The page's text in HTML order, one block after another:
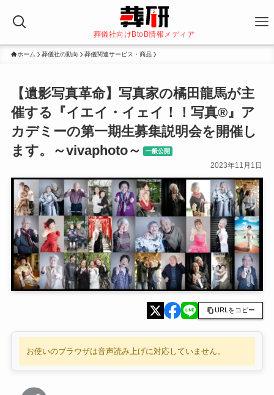
葬儀社向けBtoB情報メディア
ホーム 葬儀社の動向 葬儀関連サービス・商品
【遺影写真革命】写真家の橘田龍馬が主
催する『イエイ・イェイ！！写真®️』ア
カデミーの第一期生募集説明会を開催し
ます。～vivaphoto～
一般公開
2023年11月1日
URLをコピー
お使いのブラウザは音声読み上げに対応していません。